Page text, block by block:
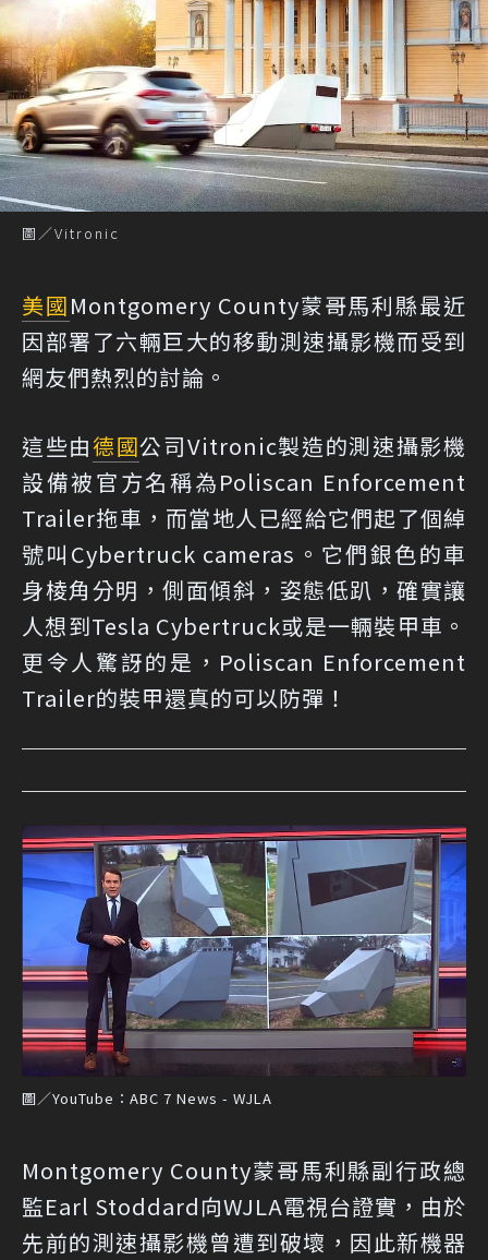
圖／Vitronic
美國Montgomery County蒙哥馬利縣最近
因部署了六輛巨大的移動測速攝影機而受到
網友們熱烈的討論。
這些由德國公司Vitronic製造的測速攝影機
設備被官方名稱為Poliscan Enforcement
Trailer拖車，而當地人已經給它們起了個綽
號叫Cybertruck cameras。它們銀色的車
身棱角分明，側面傾斜，姿態低趴，確實讓
人想到Tesla Cybertruck或是一輛裝甲車。
更令人驚訝的是，Poliscan Enforcement
Trailer的裝甲還真的可以防彈！
圖／YouTube：ABC 7 News - WJLA
Montgomery County蒙哥馬利縣副行政總
監Earl Stoddard向WJLA電視台證實，由於
先前的測速攝影機曾遭到破壞，因此新機器